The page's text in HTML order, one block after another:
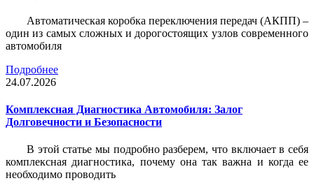
Автоматическая коробка переключения передач (АКПП) –
один из самых сложных и дорогостоящих узлов современного
автомобиля
Подробнее
24.07.2026
Комплексная Диагностика Автомобиля: Залог
Долговечности и Безопасности
В этой статье мы подробно разберем, что включает в себя
комплексная диагностика, почему она так важна и когда ее
необходимо проводить